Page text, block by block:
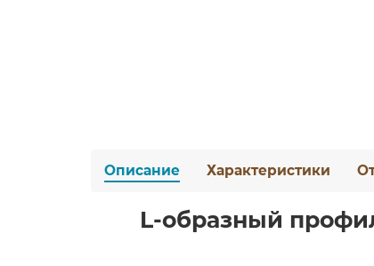
Описание Характеристики
L-образный